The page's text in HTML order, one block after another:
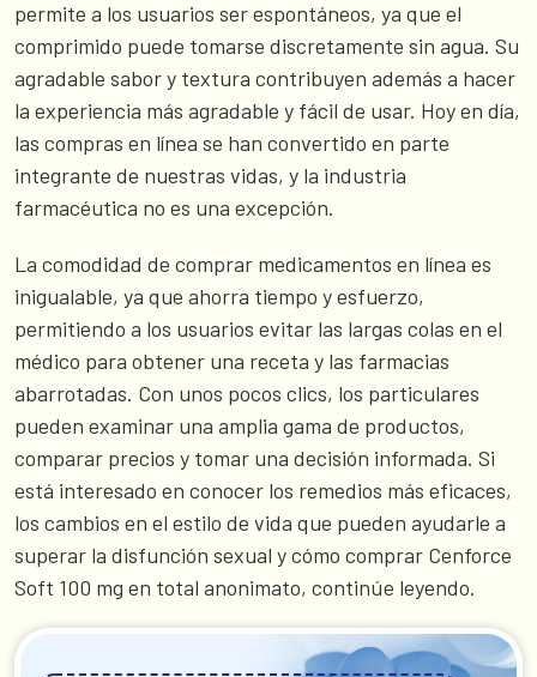
permite a los usuarios ser espontáneos, ya que el
comprimido puede tomarse discretamente sin agua. Su
agradable sabor y textura contribuyen además a hacer
la experiencia más agradable y fácil de usar. Hoy en día,
las compras en línea se han convertido en parte
integrante de nuestras vidas, y la industria
farmacéutica no es una excepción.
La comodidad de comprar medicamentos en línea es
inigualable, ya que ahorra tiempo y esfuerzo,
permitiendo a los usuarios evitar las largas colas en el
médico para obtener una receta y las farmacias
abarrotadas. Con unos pocos clics, los particulares
pueden examinar una amplia gama de productos,
comparar precios y tomar una decisión informada. Si
está interesado en conocer los remedios más eficaces,
los cambios en el estilo de vida que pueden ayudarle a
superar la disfunción sexual y cómo comprar Cenforce
Soft 100 mg en total anonimato, continúe leyendo.